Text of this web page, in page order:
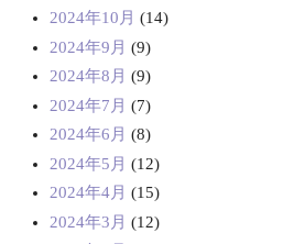
2024年10月 (14)
2024年9月 (9)
2024年8月 (9)
2024年7月 (7)
2024年6月 (8)
2024年5月 (12)
2024年4月 (15)
2024年3月 (12)